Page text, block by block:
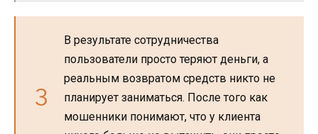
В результате сотрудничества
пользователи просто теряют деньги, а
реальным возвратом средств никто не
планирует заниматься. После того как
мошенники понимают, что у клиента